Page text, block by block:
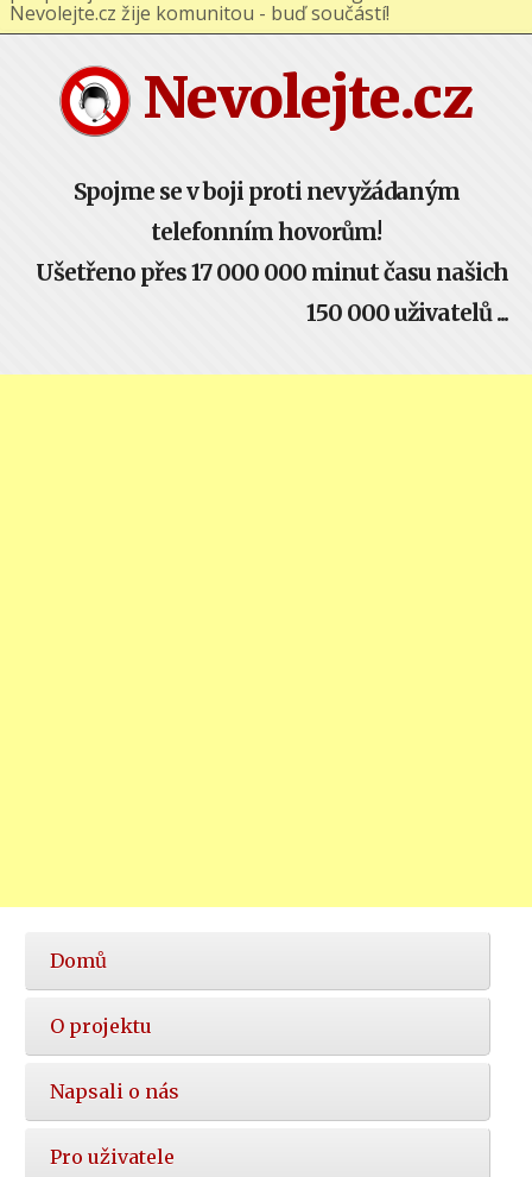
Nevolejte.cz
Spojme se v boji proti nevyžádaným
telefonním hovorům!
Ušetřeno přes 17 000 000 minut času našich
150 000 uživatelů ...
Hlavní
nabídka
Domů
O projektu
Napsali o nás
Pro uživatele
Nevolejte.cz žije komunitou - buď součástí!